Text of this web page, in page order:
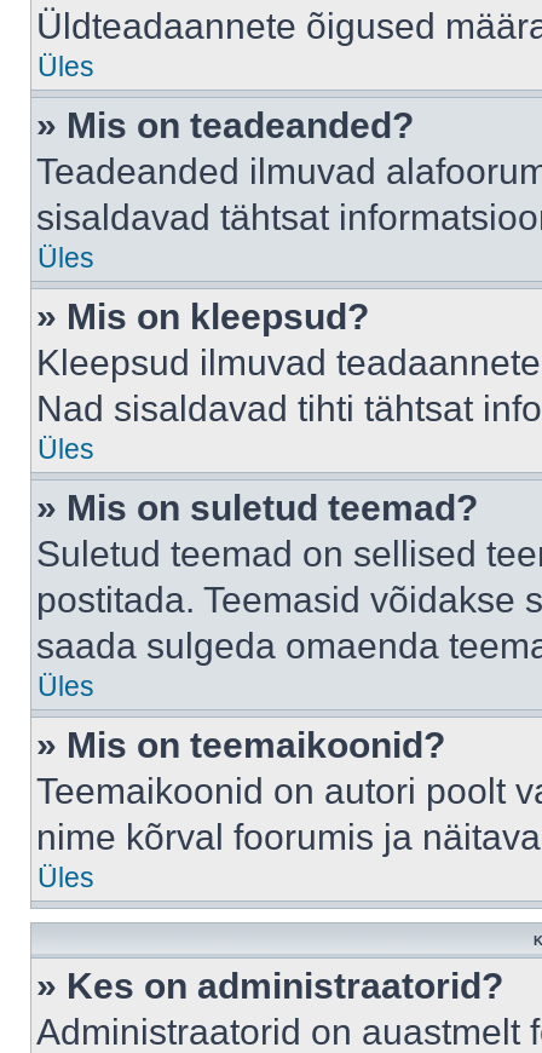
Üldteadaannete õigused
Üles
» Mis on teadeanded?
Teadeanded ilmuvad
sisaldavad tähtsat
Üles
» Mis on kleepsud?
Kleepsud ilmuvad
Nad sisaldavad tihti tähtsat
Üles
» Mis on suletud teemad?
Suletud teemad on sellised
postitada. Teemasid võidakse
saada sulgeda omaenda
Üles
» Mis on teemaikoonid?
Teemaikoonid on autori poolt
nime kõrval foorumis ja
Üles
» Kes on administraatorid?
Administraatorid on auastmelt